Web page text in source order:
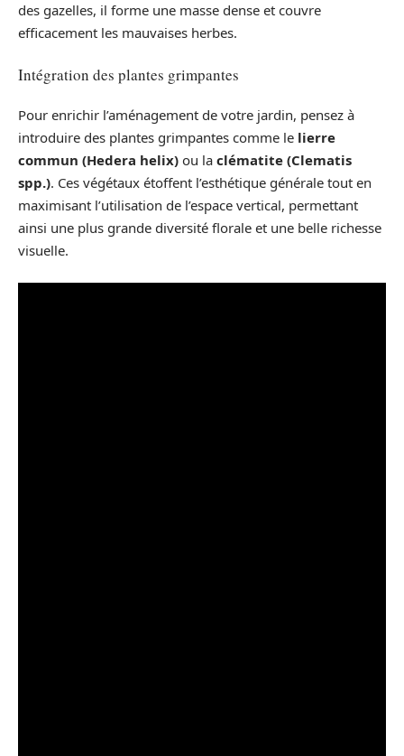
des gazelles, il forme une masse dense et couvre
efficacement les mauvaises herbes.
Intégration des plantes grimpantes
Pour enrichir l’aménagement de votre jardin, pensez à
introduire des plantes grimpantes comme le lierre
commun (Hedera helix) ou la clématite (Clematis
spp.). Ces végétaux étoffent l’esthétique générale tout en
maximisant l’utilisation de l’espace vertical, permettant
ainsi une plus grande diversité florale et une belle richesse
visuelle.